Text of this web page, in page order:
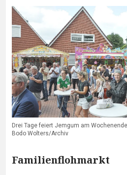
Drei Tage feiert Jemgum am
Bodo Wolters/Archiv
Familienflohmarkt